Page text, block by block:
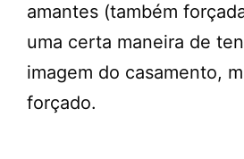
amantes (também
uma certa maneira de
imagem do casamento,
forçado.